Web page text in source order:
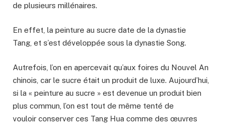
de plusieurs millénaires.
En effet, la peinture au sucre date de la dynastie
Tang, et s’est développée sous la dynastie Song.
Autrefois, l’on en apercevait qu’aux foires du Nouvel An
chinois, car le sucre était un produit de luxe. Aujourd’hui,
si la « peinture au sucre » est devenue un produit bien
plus commun, l’on est tout de même tenté de
vouloir conserver ces Tang Hua comme des œuvres